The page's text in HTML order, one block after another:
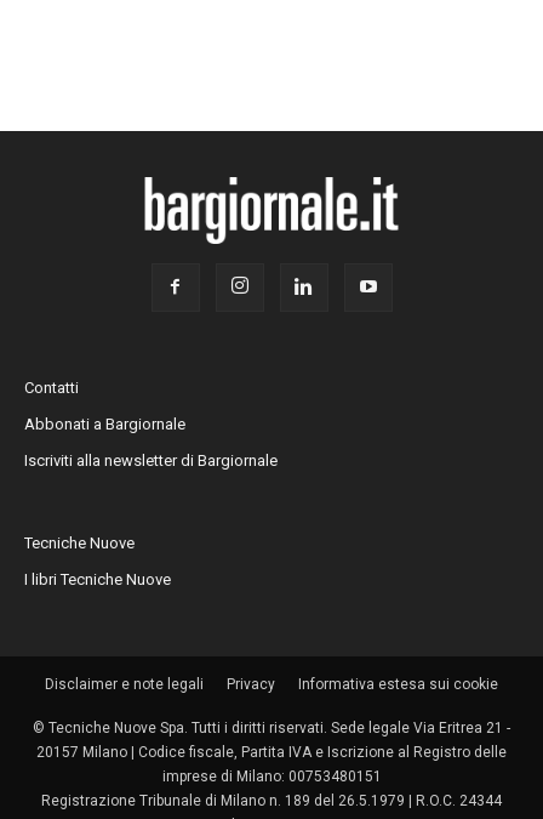
Contatti
Abbonati a Bargiornale
Iscriviti alla newsletter di Bargiornale
Tecniche Nuove
I libri Tecniche Nuove
Disclaimer e note legali Privacy Informativa estesa sui cookie
© Tecniche Nuove Spa. Tutti i diritti riservati. Sede legale Via Eritrea 21 -
20157 Milano | Codice fiscale, Partita IVA e Iscrizione al Registro delle
imprese di Milano: 00753480151
Registrazione Tribunale di Milano n. 189 del 26.5.1979 | R.O.C. 24344